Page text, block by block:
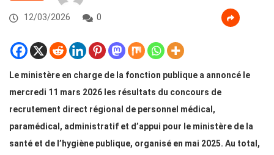
12/03/2026 0
Le ministère en charge de la fonction publique a annoncé le
mercredi 11 mars 2026 les résultats du concours de
recrutement direct régional de personnel médical,
paramédical, administratif et d’appui pour le ministère de la
santé et de l’hygiène publique, organisé en mai 2025. Au total,